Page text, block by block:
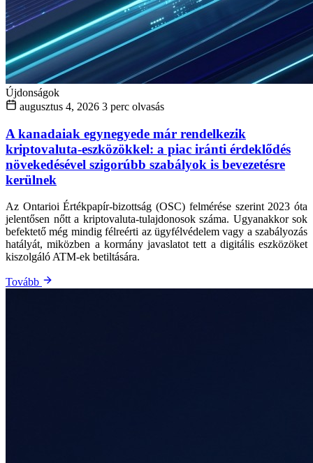
Újdonságok
augusztus 4, 2026 3 perc olvasás
A kanadaiak egynegyede már rendelkezik
kriptovaluta-eszközökkel: a piac iránti érdeklődés
növekedésével szigorúbb szabályok is bevezetésre
kerülnek
Az Ontarioi Értékpapír-bizottság (OSC) felmérése szerint 2023 óta
jelentősen nőtt a kriptovaluta-tulajdonosok száma. Ugyanakkor sok
befektető még mindig félreérti az ügyfélvédelem vagy a szabályozás
hatályát, miközben a kormány javaslatot tett a digitális eszközöket
kiszolgáló ATM-ek betiltására.
Tovább